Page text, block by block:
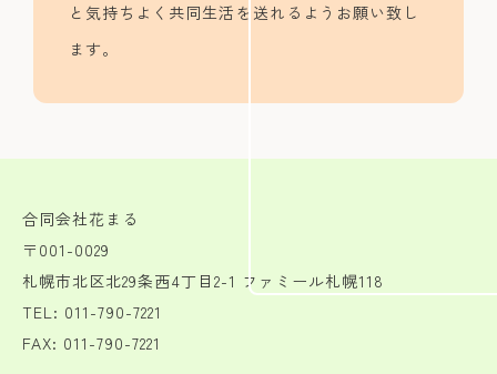
と気持ちよく共同生活を送れるようお願い致し
ます。
合同会社花まる
〒001-0029
札幌市北区北29条西4丁目2-1 ファミール札幌118
TEL: 011-790-7221
FAX: 011-790-7221